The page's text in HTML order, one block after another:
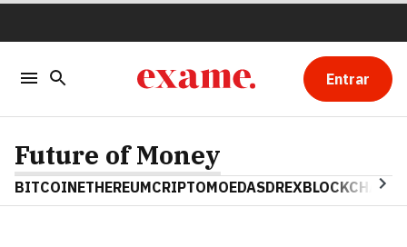
Entrar
Future of Money
BITCOINETHEREUMCRIPTOMOEDASDREXBLOCKCHAIN